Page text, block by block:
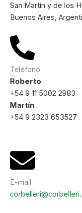
San Martín y de los
Buenos Aires,
Teléfono
Roberto
+54 9 11 5002 2983
Martín
+54 9 2323 653527
E-mail